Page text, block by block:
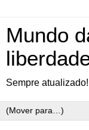
Mundo
Sempre atualizado!